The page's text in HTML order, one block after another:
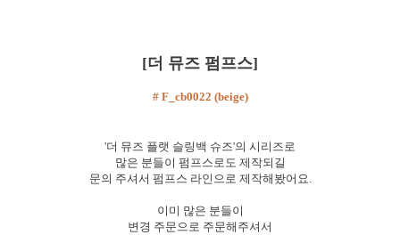
[더 뮤즈 펌프스]
# F_cb0022 (beige)
'더 뮤즈 플랫 슬링백 슈즈'의 시리즈로
많은 분들이 펌프스로도 제작되길
문의 주셔서 펌프스 라인으로 제작해봤어요.
이미 많은 분들이
변경 주문으로 주문해주셔서